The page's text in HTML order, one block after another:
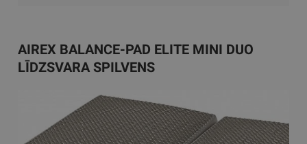
AIREX BALANCE-PAD ELITE MINI DUO
LĪDZSVARA SPILVENS